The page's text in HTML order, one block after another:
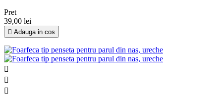
Pret
39,00 lei
 Adauga in cos


